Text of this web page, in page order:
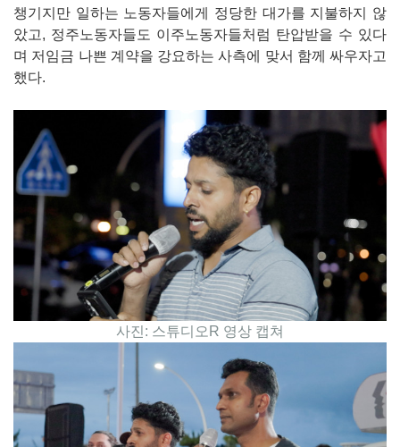
챙기지만 일하는 노동자들에게 정당한 대가를 지불하지 않
았고, 정주노동자들도 이주노동자들처럼 탄압받을 수 있다
며 저임금 나쁜 계약을 강요하는 사측에 맞서 함께 싸우자고
했다.
사진: 스튜디오R 영상 캡쳐